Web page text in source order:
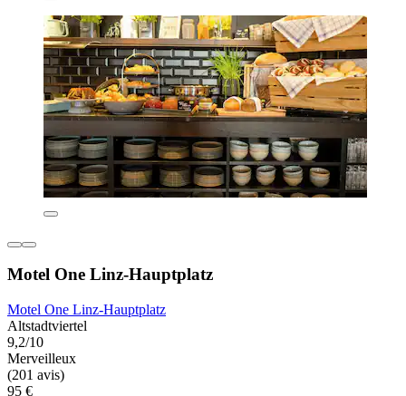
Motel One Linz-Hauptplatz
Motel One Linz-Hauptplatz
Altstadtviertel
9,2/10
Merveilleux
(201 avis)
95 €